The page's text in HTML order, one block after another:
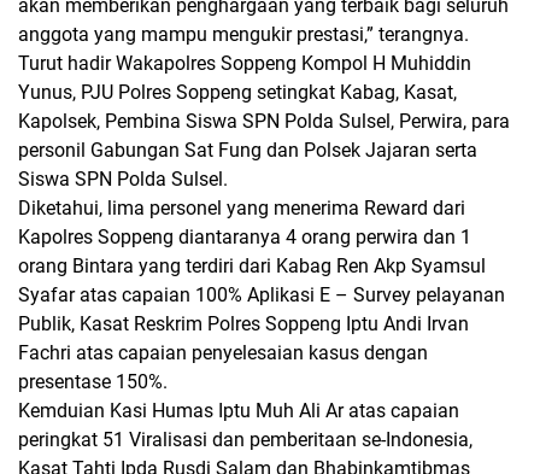
akan memberikan penghargaan yang terbaik bagi seluruh
anggota yang mampu mengukir prestasi,” terangnya.
Turut hadir Wakapolres Soppeng Kompol H Muhiddin
Yunus, PJU Polres Soppeng setingkat Kabag, Kasat,
Kapolsek, Pembina Siswa SPN Polda Sulsel, Perwira, para
personil Gabungan Sat Fung dan Polsek Jajaran serta
Siswa SPN Polda Sulsel.
Diketahui, lima personel yang menerima Reward dari
Kapolres Soppeng diantaranya 4 orang perwira dan 1
orang Bintara yang terdiri dari Kabag Ren Akp Syamsul
Syafar atas capaian 100% Aplikasi E – Survey pelayanan
Publik, Kasat Reskrim Polres Soppeng Iptu Andi Irvan
Fachri atas capaian penyelesaian kasus dengan
presentase 150%.
Kemduian Kasi Humas Iptu Muh Ali Ar atas capaian
peringkat 51 Viralisasi dan pemberitaan se-Indonesia,
Kasat Tahti Ipda Rusdi Salam dan Bhabinkamtibmas